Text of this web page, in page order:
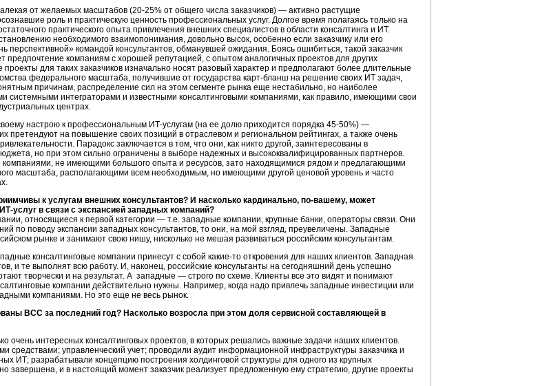
от желаемых масштабов (20-25% от общего числа заказчиков) — активно растущие
роль и практическую ценность профессиональных услуг. Долгое время полагаясь только на
практического опыта привлечения внешних специалистов в области консалтинга и ИТ.
необходимого взаимопонимания, довольно высок, особенно если заказчику или его
перспективной» командой консультантов, обманувшей ожидания. Боясь ошибиться, такой заказчик
предпочтение компаниям с хорошей репутацией, с опытом аналогичных проектов для других
для таких заказчиков изначально носят разовый характер и предполагают более длительные
федерального масштаба, получившие от государства карт-бланш на решение своих ИТ задач,
причинам, распределение сил на этом сегменте рынка еще нестабильно, но наиболее
системными интеграторами и известными консалтинговыми компаниями, как правило, имеющими свои
центрах.
настрою к профессиональным ИТ-услугам (на ее долю приходится порядка 45-50%) —
претендуют на повышение своих позиций в отраслевом и региональном рейтингах, а также очень
Парадокс заключается в том, что они, как никто другой, заинтересованы в
, но при этом сильно ограничены в выборе надежных и высококвалифицированных партнеров.
не имеющими большого опыта и ресурсов, зато находящимися рядом и предлагающими
масштаба, располагающими всем необходимым, но имеющими другой ценовой уровень и часто
к услугам внешних консультантов? И насколько кардинально, по-вашему, может
услуг в связи с экспансией западных компаний?
относящиеся к первой категории — т.е. западные компании, крупные банки, операторы связи. Они
по поводу экспансии западных консультантов, то они, на мой взгляд, преувеличены. Западные
рынке и занимают свою нишу, нисколько не мешая развиваться российским консультантам.
консалтинговые компании принесут с собой какие-то откровения для наших клиентов. Западная
и те выполнят всю работу. И, наконец, российские консультанты на сегодняшний день успешно
творчески и на результат. А западные — строго по схеме. Клиенты все это видят и понимают
компании действительно нужны. Например, когда надо привлечь западные инвестиции или
компаниями. Но это еще не весь рынок.
ВСС за последний год? Насколько возросла при этом доля сервисной составляющей в
очень интересных консалтинговых проектов, в которых решались важные задачи наших клиентов.
управленческий учет; проводили аудит информационной инфраструктуры заказчика и
ИТ; разрабатывали концепцию построения холдинговой структуры для одного из крупных
завершена, и в настоящий момент заказчик реализует предложенную ему стратегию, другие проекты